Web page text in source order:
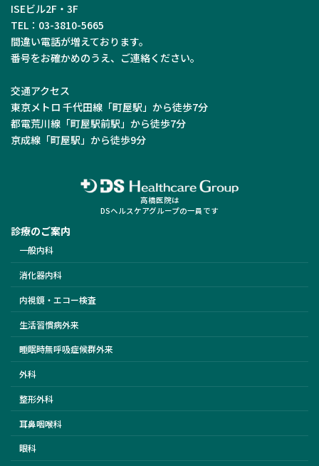
ISEビル2F・3F
TEL：03-3810-5665
間違い電話が増えております。
番号をお確かめのうえ、ご連絡ください。
交通アクセス
東京メトロ 千代田線「町屋駅」から徒歩7分
都電荒川線「町屋駅前駅」から徒歩7分
京成線「町屋駅」から徒歩9分
高橋医院は
DSヘルスケアグループの一員です
診療のご案内
一般内科
消化器内科
内視鏡・エコー検査
生活習慣病外来
睡眠時無呼吸症候群外来
外科
整形外科
耳鼻咽喉科
眼科